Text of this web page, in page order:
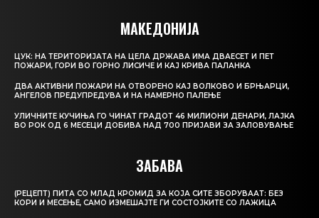
МАКЕДОНИЈА
ЦУК: НА ТЕРИТОРИЈАТА НА ЦЕЛА ДРЖАВА ИМА ДВАЕСЕТ И ПЕТ
ПОЖАРИ, ГОРИ ВО ГОРНО ЛИСИЧЕ И КАЈ КРИВА ПАЛАНКА
ДВА АКТИВНИ ПОЖАРИ НА ОТВОРЕНО КАЈ ВОЛКОВО И БРЊАРЦИ,
АНГЕЛОВ ПРЕДУПРЕДУВА И НА НАМЕРНО ПАЛЕЊЕ
УЛИЧНИТЕ КУЧИЊА ГО ЧИНАТ ГРАДОТ 46 МИЛИОНИ ДЕНАРИ, ЛАЈКА
ВО РОК ОД 6 МЕСЕЦИ ДОБИВА НАД 700 ПРИЈАВИ ЗА ЗАЛОВУВАЊЕ
ЗАБАВА
(РЕЦЕПТ) ПИТА СО МЛАД КРОМИД ЗА КОЈА СИТЕ ЗБОРУВААТ: БЕЗ
КОРИ И МЕСЕЊЕ, САМО ИЗМЕШАЈТЕ ГИ СОСТОЈКИТЕ СО ЛАЖИЦА